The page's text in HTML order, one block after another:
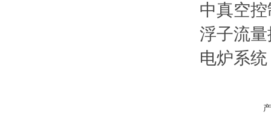
中真空
浮子流
电炉系